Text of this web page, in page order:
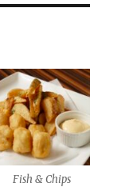
Fish & Chips